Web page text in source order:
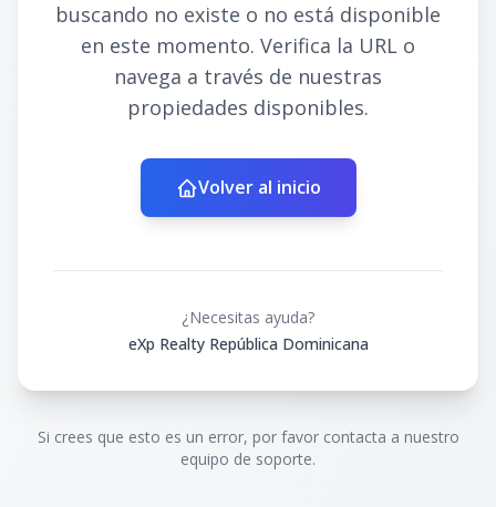
buscando no existe o no está disponible
en este momento. Verifica la URL o
navega a través de nuestras
propiedades disponibles.
Volver al inicio
¿Necesitas ayuda?
eXp Realty República Dominicana
Si crees que esto es un error, por favor contacta a nuestro
equipo de soporte.